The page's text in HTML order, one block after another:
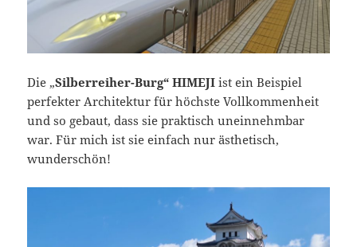
Die „Silberreiher-Burg“ HIMEJIist ein Beispiel
perfekter Architektur für höchste Vollkommenheit
und so gebaut, dass sie praktisch uneinnehmbar
war. Für mich ist sie einfach nur ästhetisch,
wunderschön!